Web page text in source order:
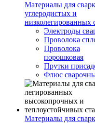
Материалы для
углеродистых и
низколегированных
Электроды
Проволока
Проволока
порошковая
Прутки
Флюс
Материалы для